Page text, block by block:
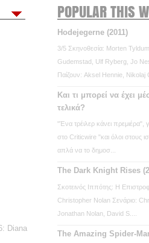
Diana
POPULAR THIS
Hodejegerne (2011)
3/5 Σκηνοθεσία: Morten
Gudemstad, Ulf Ryberg, Jo
Παίζουν: Aksel Hennie, Nikolaj
Και τι μπορεί να έχει
τελικά?
"Ένα τρέιλερ κάνει πρεμιέρα",
στο Criticwire "και όλοι στους
απλά να το δημοσ...
The Dark Knight Rises
Σκοτεινός Ιππότης: Η
Christopher Nolan Σενάριο:
Jonathan Nolan, David S....
The Amazing Spider-